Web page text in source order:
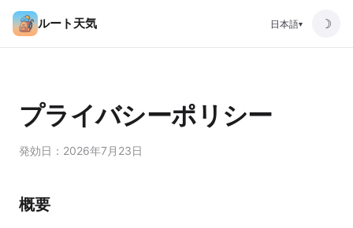
ルート天気 日本語▾ ☽
プライバシーポリシー
発効日：2026年7月23日
概要